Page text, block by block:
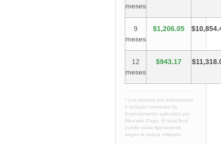
meses
9
meses
$1,206.05
12
meses
$943.17
* Los montos son informativos
e incluyen intereses de
financiamiento aplicados por
Mercado Pago. El total final
puede variar ligeramente
según la tarjeta utilizada.